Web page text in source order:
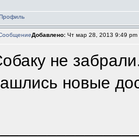
Добавлено: Чт мар 28, 2013 9:49 pm
не
новые